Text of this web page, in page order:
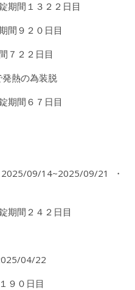
間１３２２日目
９２０日目
７２２日目
熱の為装脱
間６７日目
09/14~2025/09/21・
期間２４２日目
04/22
９０日目